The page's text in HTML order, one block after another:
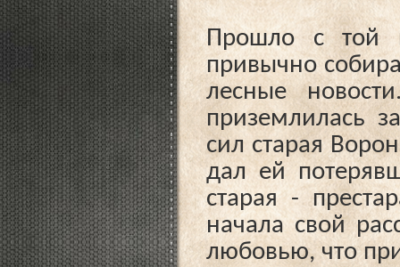
Прошло с той
привычно
лесные
приземлилась
сил старая
дал ей
старая -
начала свой
любовью, что